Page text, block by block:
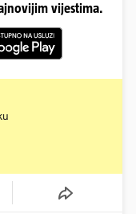
vijestima.